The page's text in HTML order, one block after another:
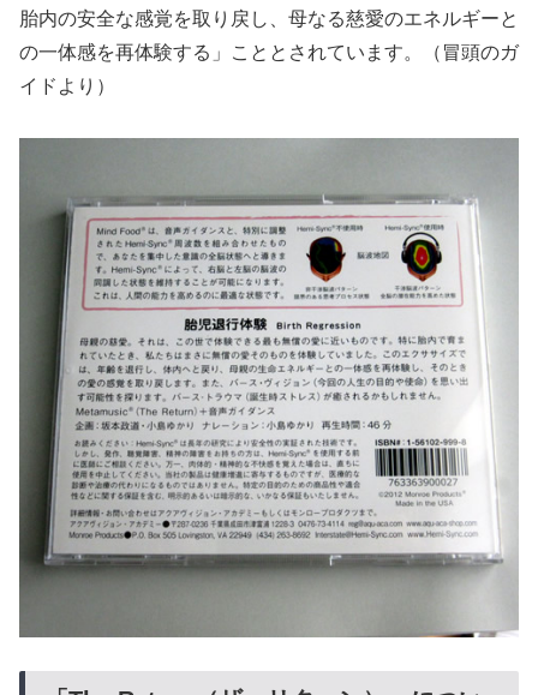
胎内の安全な感覚を取り戻し、母なる慈愛のエネルギーと
の一体感を再体験する」こととされています。（冒頭のガ
イドより）